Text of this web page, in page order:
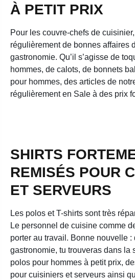
À PETIT PRIX
Pour les couvre-chefs de
régulièrement de bonnes affaires
gastronomie. Qu’il s’agisse de
hommes, de calots, de bonnets
pour hommes, des articles de
régulièrement en Sale à des prix
SHIRTS
REMISÉS POUR
ET SERVEURS
Les polos et T-shirts sont très
Le personnel de cuisine comme
porter au travail. Bonne nouvelle :
gastronomie, tu trouveras dans la
polos pour hommes à petit prix,
pour cuisiniers et serveurs ainsi